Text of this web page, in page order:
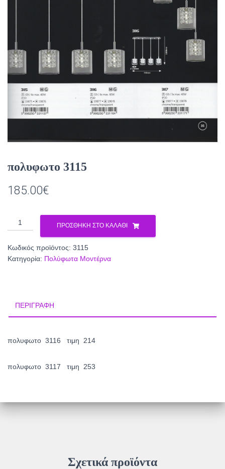
πολυφωτο 3115
185.00€
πολυφωτο
3115
ΠΡΟΣΘΉΚΗ ΣΤΟ ΚΑΛΆΘΙ
Κωδικός προϊόντος: 3115
Κατηγορία: Πολύφωτα Μοντέρνα
ΠΕΡΙΓΡΑΦΉ
πολυφωτο 3116 τιμη 214
πολυφωτο 3117 τιμη 253
Σχετικά προϊόντα